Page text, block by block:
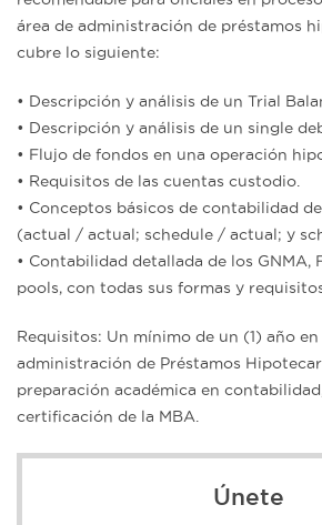
área de administración de préstamos
cubre lo siguiente:
• Descripción y análisis de un Trial
• Descripción y análisis de un single
• Flujo de fondos en una operación
• Requisitos de las cuentas custodio.
• Conceptos básicos de contabilidad
(actual / actual; schedule / actual; y
• Contabilidad detallada de los GNMA,
pools, con todas sus formas y
Requisitos: Un mínimo de un (1) año en
administración de Préstamos
preparación académica en
certificación de la MBA.
Únete